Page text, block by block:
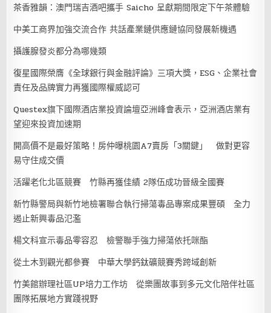
茶香雅韻：澳門瑞吉酒吧攜手 Saicho 呈獻期間限定下午茶體驗
中美工商界加強交流合作 共話產業鏈供應鏈協同發展新機遇
攝護腺發炎都分為哪幾類
復星國際榮膺《全球銀行與金融評論》三項大獎，ESG、企業社會
責任及品牌實力再獲國際權威認可
Questex旗下國際酒店業投資論壇亞洲峰會表示，亞洲酒店業有
望迎來投資加速期
開高價不是最好策略！房仲曝桃園A7賣房「3關鍵」 做對更容
易守住成交價
活躍老化北區競賽 竹縣再獲佳績 2隊伍成功晉級全國賽
新竹縣警局與新竹地檢署聯合執行掃蕩毒品專案成果豐碩 全力
遏止新興毒品氾濫
楊文科宣示毒品零容忍 檢警聯手強力掃蕩依托咪酯
從土木到觀光都參賽 中華大學鈣鈦礦競賽秀跨域創新
竹美館辦理社區UP培力工作坊 從樂團故事到多元文化陪伴社區
團隊拓展地方實踐視野